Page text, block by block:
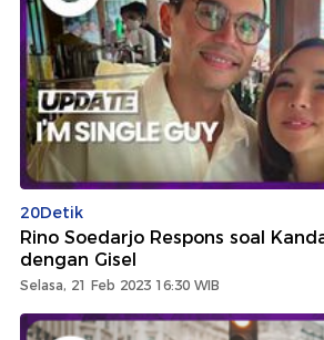
20Detik
Rino Soedarjo Respons soal
dengan Gisel
Selasa, 21 Feb 2023 16:30 WIB